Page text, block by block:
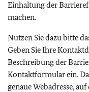
Einhaltung der
machen.
Nutzen Sie dazu bitte
Geben Sie Ihre
Beschreibung der
Kontaktformular ein.
genaue Webadresse,